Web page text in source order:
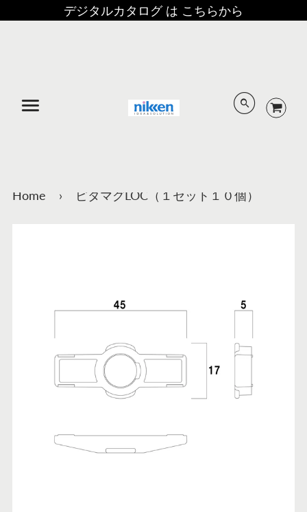
デジタルカタログ は こちらから
Home › ピタマグLOC（１セット１０個）